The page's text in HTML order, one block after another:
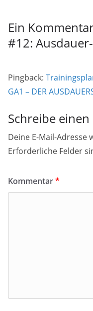
Ein
#12:
Pingback:
GA1 – DER
Schreibe
Deine E-Mail-
Erforderliche Felder
Kommentar*